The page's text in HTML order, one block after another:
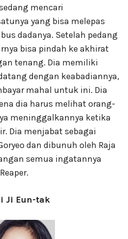
mencari
yang bisa melepas
dadanya. Setelah pedang
bisa pindah ke akhirat
tenang. Dia memiliki
dengan keabadiannya,
mahal untuk ini. Dia
dia harus melihat orang-
meninggalkannya ketika
Dia menjabat sebagai
dan dibunuh oleh Raja
semua ingatannya
Ji Eun-tak